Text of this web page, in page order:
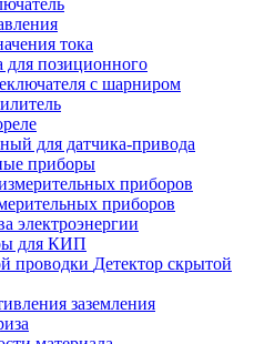
тока
для позиционного
с шарниром
для датчика-привода
приборы
приборов
электроэнергии
для КИП
Детектор скрытой
заземления